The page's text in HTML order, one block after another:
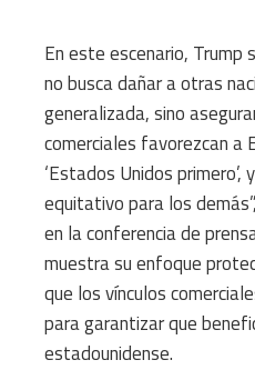
En este escenario,
no busca dañar a otras
generalizada, sino
comerciales favorezcan a
‘Estados Unidos primero’,
equitativo para los
en la conferencia de
muestra su enfoque
que los vínculos
para garantizar que
estadounidense.